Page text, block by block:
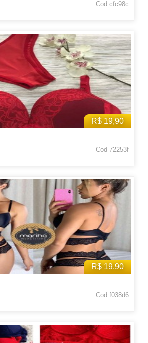
Cod cfc98c
R$ 19,90
Cod 72253f
R$ 19,90
Cod f038d6